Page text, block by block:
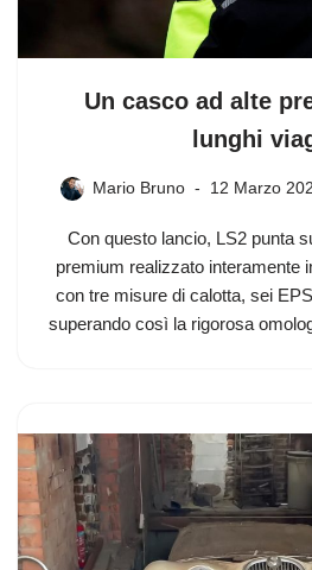
Un casco ad alte
lunghi
Mario Bruno 12 Marzo
Con questo lancio, LS2 punta
premium realizzato interamente
con tre misure di calotta, sei
superando così la rigorosa